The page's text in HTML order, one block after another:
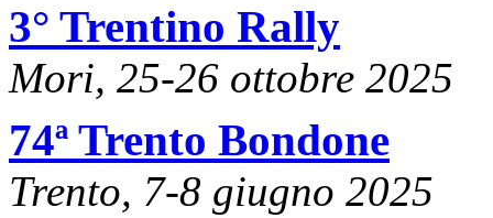
3° Trentino Rally
Mori, 25-26 ottobre 2025
74ª Trento Bondone
Trento, 7-8 giugno 2025